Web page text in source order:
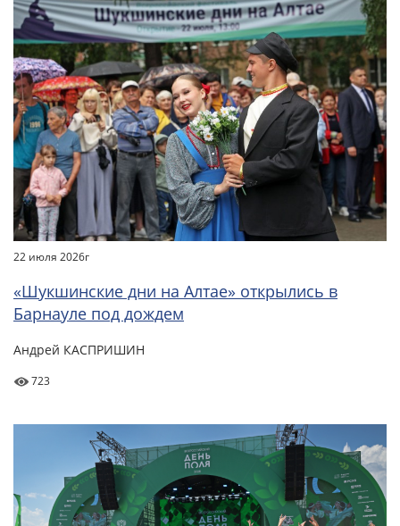
22 июля 2026г
«Шукшинские дни на Алтае» открылись в
Барнауле под дождем
Андрей КАСПРИШИН
723